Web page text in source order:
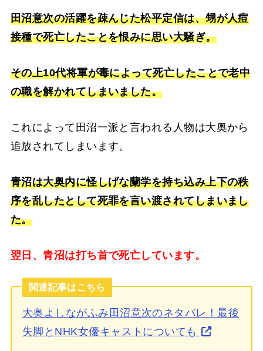
田沼意次の活躍を疎んじた松平定信は、甥が人痘
接種で死亡したことを恨みに思い大騒ぎ。
その上10代将軍が毒によって死亡したことで老中
の職を解かれてしまいました。
これによって田沼一派と言われる人物は大奥から
追放されてしまいます。
青沼は大奥内に怪しげな蘭学を持ち込み上下の秩
序を乱したとして死罪を言い渡されてしまいまし
た。
翌日、青沼は打ち首で死亡しています。
関連記事はこちら
大奥よしながふみ田沼意次のネタバレ！最後
失脚とNHK女優キャストについても